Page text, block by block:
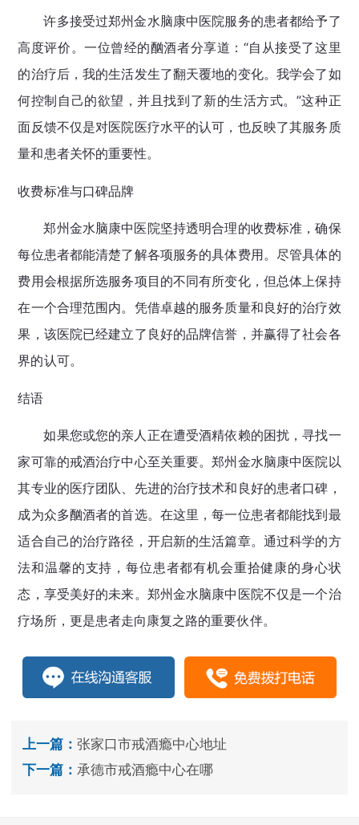
许多接受过郑州金水脑康中医院服务的患者都给予了
高度评价。一位曾经的酗酒者分享道：“自从接受了这里
的治疗后，我的生活发生了翻天覆地的变化。我学会了如
何控制自己的欲望，并且找到了新的生活方式。”这种正
面反馈不仅是对医院医疗水平的认可，也反映了其服务质
量和患者关怀的重要性。
收费标准与口碑品牌
郑州金水脑康中医院坚持透明合理的收费标准，确保
每位患者都能清楚了解各项服务的具体费用。尽管具体的
费用会根据所选服务项目的不同有所变化，但总体上保持
在一个合理范围内。凭借卓越的服务质量和良好的治疗效
果，该医院已经建立了良好的品牌信誉，并赢得了社会各
界的认可。
结语
如果您或您的亲人正在遭受酒精依赖的困扰，寻找一
家可靠的戒酒治疗中心至关重要。郑州金水脑康中医院以
其专业的医疗团队、先进的治疗技术和良好的患者口碑，
成为众多酗酒者的首选。在这里，每一位患者都能找到最
适合自己的治疗路径，开启新的生活篇章。通过科学的方
法和温馨的支持，每位患者都有机会重拾健康的身心状
态，享受美好的未来。郑州金水脑康中医院不仅是一个治
疗场所，更是患者走向康复之路的重要伙伴。
上一篇： 张家口市戒酒瘾中心地址
下一篇： 承德市戒酒瘾中心在哪